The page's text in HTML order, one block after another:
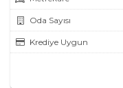
Oda Sayısı
Krediye Uygun